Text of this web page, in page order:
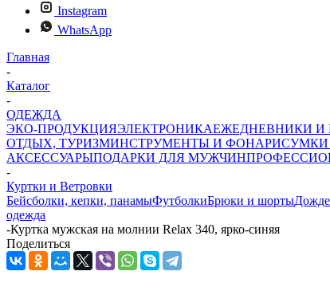
Instagram
WhatsApp
Главная
-
Каталог
-
ОДЕЖДА
ЭКО-ПРОДУКЦИЯЭЛЕКТРОНИКАЕЖЕДНЕВНИКИ И
ОТДЫХ, ТУРИЗМИНСТРУМЕНТЫ И ФОНАРИСУМКИ
АКСЕССУАРЫПОДАРКИ ДЛЯ МУЖЧИН
-
Куртки и Ветровки
Бейсболки, кепки, панамыФутболкиБрюки и шорты
одежда
-Куртка мужская на молнии Relax 340, ярко-синяя
Поделиться